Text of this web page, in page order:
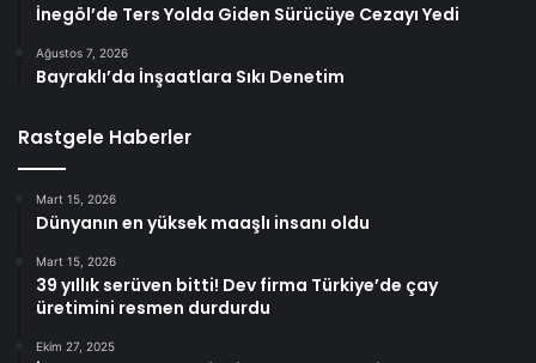
İnegöl’de Ters Yolda Giden Sürücüye Cezayı Yedi
Ağustos 7, 2026
Bayraklı’da İnşaatlara Sıkı Denetim
Rastgele Haberler
Mart 15, 2026
Dünyanın en yüksek maaşlı insanı oldu
Mart 15, 2026
39 yıllık serüven bitti! Dev firma Türkiye’de çay
üretimini resmen durdurdu
Ekim 27, 2025